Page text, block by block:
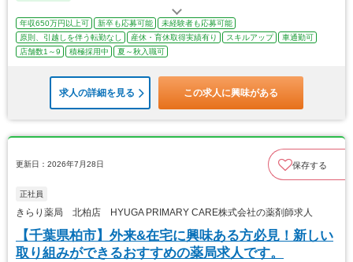
年収650万円以上可 新卒も応募可能
未経験者も応募可能
原則、引越しを伴う転勤なし
産休・育休取得実績有り スキルアップ
車通勤可
店舗数1～9
積極採用中 夏～秋入職可
求人の詳細を見る この求人に興味がある
更新日：2026年7月28日 保存する
正社員
きらり薬局 北柏店 HYUGA PRIMARY CARE株式会社の薬剤師求人
【千葉県柏市】外来&在宅に興味ある方必見！新しい
取り組みができるおすすめの薬局求人です。